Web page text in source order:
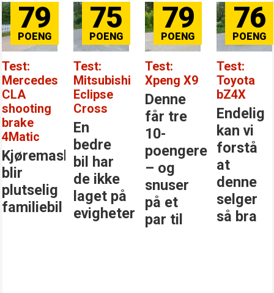
79
Test:
Mercedes
CLA
shooting
brake
4Matic
Kjøremaskinen
blir
plutselig
familiebil
75
Test:
Mitsubishi
Eclipse
Cross
En
bedre
bil har
de ikke
laget på
evigheter
79
Test:
Xpeng X9
Denne
får tre
10-
poengere
– og
snuser
på et
par til
76
Test:
Toyota
bZ4X
Endelig
kan vi
forstå
at
denne
selger
så bra